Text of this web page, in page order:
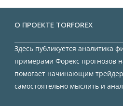
О ПРОЕКТЕ TORFOREX
Здесь публикуется аналитика
примерами Форекс прогнозов
помогает начинающим
самостоятельно мыслить и